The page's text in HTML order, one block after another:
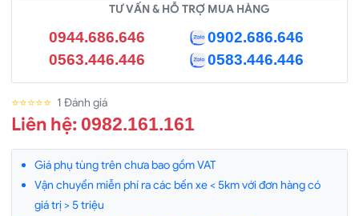
TƯ VẤN & HỖ TRỢ MUA HÀNG
0944.686.646
0902.686.646
0563.446.446
0583.446.446
⭐⭐⭐⭐⭐ 1 Đánh giá
Liên hệ: 0982.161.161
Giá phụ tùng trên chưa bao gồm VAT
Vận chuyển miễn phí ra các bến xe < 5km với đơn hàng có
giá trị > 5 triệu